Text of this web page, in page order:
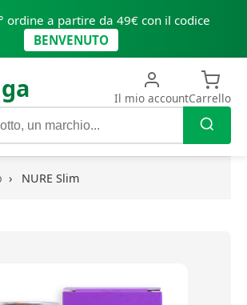
ordine a partire da 49€ con il codice
BENVENUTO
Il mio accountCarrello
› NURE Slim